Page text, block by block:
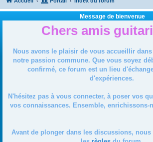
Message de bienvenue
Chers amis
Nous avons le plaisir de vous accueillir dans
notre passion commune. Que vous soyez
confirmé, ce forum est un lieu
d'expériences.
N'hésitez pas à vous connecter, à poser vos
vos connaissances. Ensemble, enrichissons-
Avant de plonger dans les discussions,